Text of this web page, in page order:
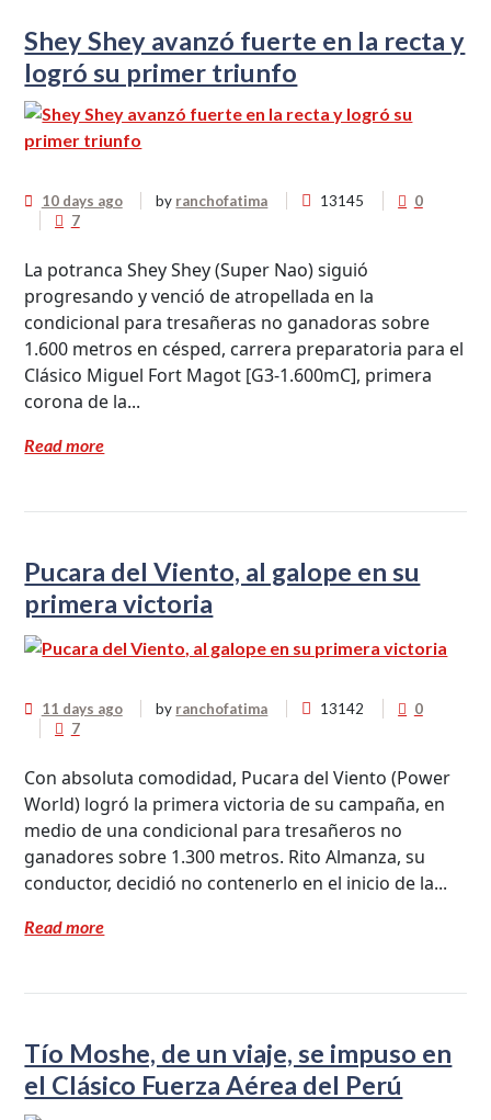
Shey Shey avanzó fuerte en la recta y
logró su primer triunfo
10 days ago by ranchofatima 13145
0
7
La potranca Shey Shey (Super Nao) siguió
progresando y venció de atropellada en la
condicional para tresañeras no ganadoras sobre
1.600 metros en césped, carrera preparatoria para el
Clásico Miguel Fort Magot [G3-1.600mC], primera
corona de la...
Read more
Pucara del Viento, al galope en su
primera victoria
11 days ago by ranchofatima 13142
0
7
Con absoluta comodidad, Pucara del Viento (Power
World) logró la primera victoria de su campaña, en
medio de una condicional para tresañeros no
ganadores sobre 1.300 metros. Rito Almanza, su
conductor, decidió no contenerlo en el inicio de la...
Read more
Tío Moshe, de un viaje, se impuso en
el Clásico Fuerza Aérea del Perú